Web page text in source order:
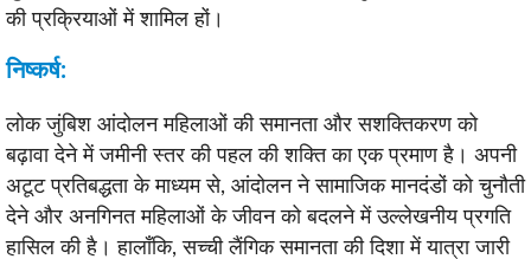
की प्रक्रियाओं में शामिल हों।
निष्कर्ष:
लोक जुंबिश आंदोलन महिलाओं की समानता और सशक्तिकरण को
बढ़ावा देने में जमीनी स्तर की पहल की शक्ति का एक प्रमाण है। अपनी
अटूट प्रतिबद्धता के माध्यम से, आंदोलन ने सामाजिक मानदंडों को चुनौती
देने और अनगिनत महिलाओं के जीवन को बदलने में उल्लेखनीय प्रगति
हासिल की है। हालाँकि, सच्ची लैंगिक समानता की दिशा में यात्रा जारी